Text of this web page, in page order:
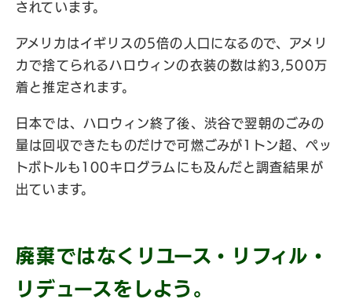
されています。
アメリカはイギリスの5倍の人口になるので、アメリ
カで捨てられるハロウィンの衣装の数は約3,500万
着と推定されます。
日本では、ハロウィン終了後、渋谷で翌朝のごみの
量は回収できたものだけで可燃ごみが1トン超、ペッ
トボトルも100キログラムにも及んだと調査結果が
出ています。
廃棄ではなくリユース・リフィル・
リデュースをしよう。